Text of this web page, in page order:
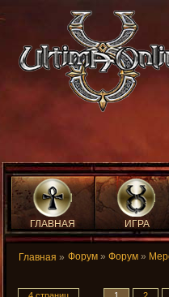
ГЛАВНАЯ ИГРА
Главная » Форум » Форум »